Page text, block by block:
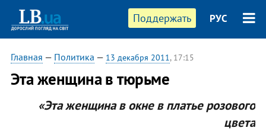
Поддержать РУС
Главная — Политика — 13 декабря 2011, 17:15
Эта женщина в тюрьме
«Эта женщина в окне в платье розового
цвета